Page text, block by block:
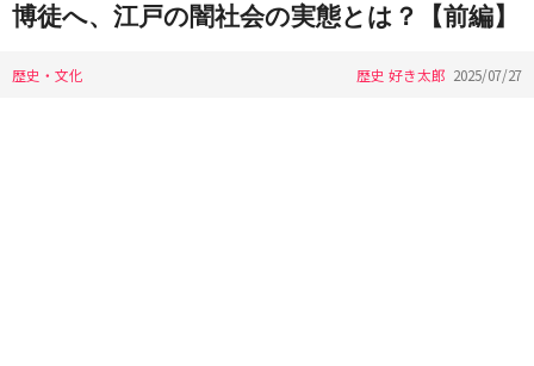
博徒へ、江戸の闇社会の実態とは？【前編】
歴史・文化 歴史 好き太郎 2025/07/27